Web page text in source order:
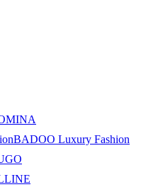
BADOO Luxury Fashion